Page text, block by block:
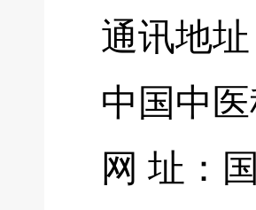
通讯地址
中国中医
网 址：国